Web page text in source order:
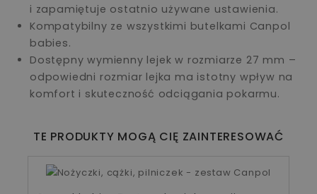
i zapamiętuje ostatnio używane ustawienia.
Kompatybilny ze wszystkimi butelkami Canpol
babies.
Dostępny wymienny lejek w rozmiarze 27 mm –
odpowiedni rozmiar lejka ma istotny wpływ na
komfort i skuteczność odciągania pokarmu.
TE PRODUKTY MOGĄ CIĘ ZAINTERESOWAĆ